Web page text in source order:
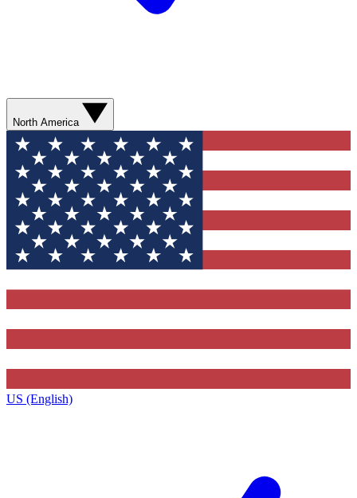
North America
US (English)